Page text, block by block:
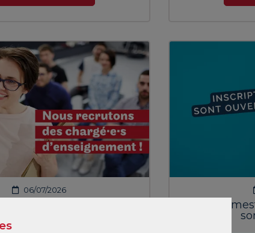
06/07/2026
1er